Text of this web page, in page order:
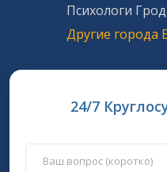
Психологи
Другие города
24/7